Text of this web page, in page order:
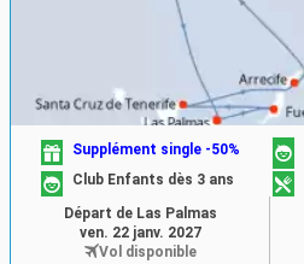
Supplément single -50%
Club Enfants dès 3 ans
Départ de Las Palmas
ven. 22 janv. 2027
Vol disponible